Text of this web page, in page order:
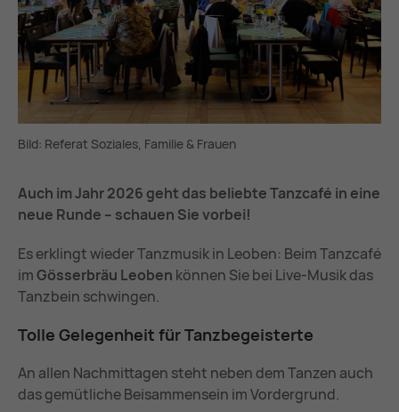
Bild: Re­fe­rat So­zia­les, Fa­mi­lie & Frau­en
Auch im Jahr 2026 geht das beliebte Tanzcafé in eine
neue Runde – schauen Sie vorbei!
Es erklingt wieder Tanzmusik in Leoben: Beim Tanzcafé
imGösserbräu Leoben können Sie bei Live-Musik das
Tanzbein schwingen.
Tol­le Ge­le­gen­heit für Tanz­be­geis­ter­te
An allen Nachmittagen steht neben dem Tanzen auch
das gemütliche Beisammensein im Vordergrund.